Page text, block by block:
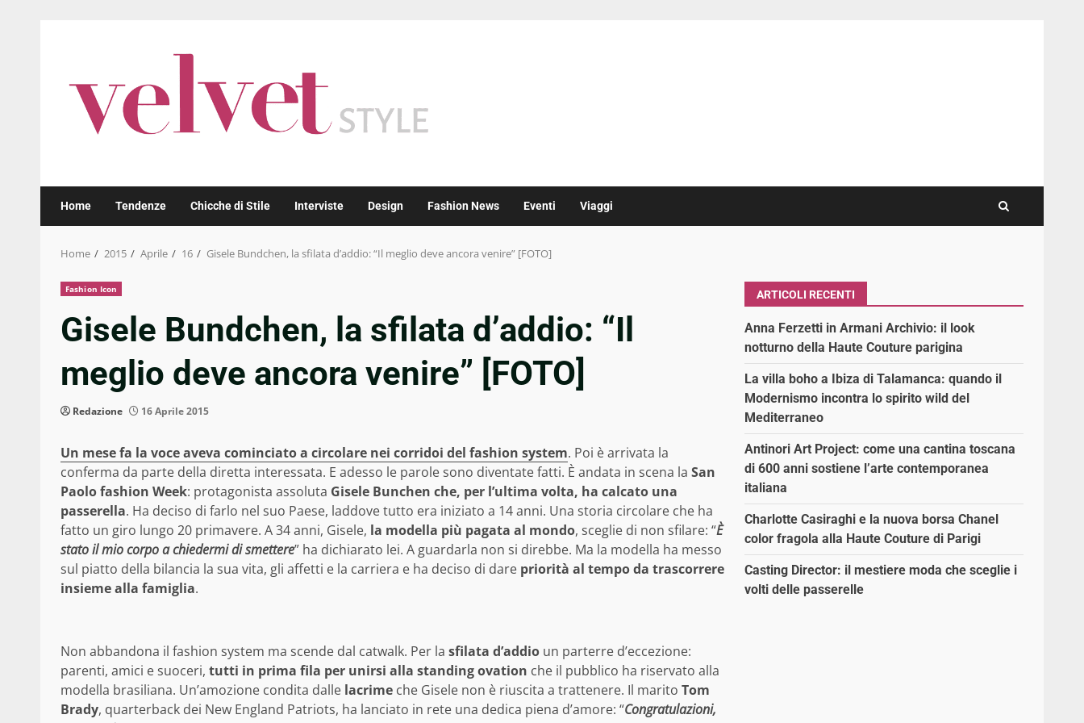
Home Tendenze Chicche di Stile Interviste Design Fashion News Eventi Viaggi
Home 2015 Aprile 16 Gisele Bundchen, la sfilata d’addio: “Il meglio deve ancora venire” [FOTO]
Fashion Icon
Gisele Bundchen, la sfilata d’addio: “Il
meglio deve ancora venire” [FOTO]
Redazione 16 Aprile 2015
Un mese fa la voce aveva cominciato a circolare nei corridoi del fashion system. Poi è arrivata la
conferma da parte della diretta interessata. E adesso le parole sono diventate fatti. È andata in scena la San
Paolo fashion Week: protagonista assoluta Gisele Bunchen che, per l’ultima volta, ha calcato una
passerella. Ha deciso di farlo nel suo Paese, laddove tutto era iniziato a 14 anni. Una storia circolare che ha
fatto un giro lungo 20 primavere. A 34 anni, Gisele, la modella più pagata al mondo, sceglie di non sfilare: “È
stato il mio corpo a chiedermi di smettere” ha dichiarato lei. A guardarla non si direbbe. Ma la modella ha messo
sul piatto della bilancia la sua vita, gli affetti e la carriera e ha deciso di dare priorità al tempo da trascorrere
insieme alla famiglia.
Non abbandona il fashion system ma scende dal catwalk. Per la sfilata d’addio un parterre d’eccezione:
parenti, amici e suoceri, tutti in prima fila per unirsi alla standing ovation che il pubblico ha riservato alla
modella brasiliana. Un’amozione condita dalle lacrime che Gisele non è riuscita a trattenere. Il marito Tom
Brady, quarterback dei New England Patriots, ha lanciato in rete una dedica piena d’amore: “Congratulazioni,
ARTICOLI RECENTI
Anna Ferzetti in Armani Archivio: il look
notturno della Haute Couture parigina
La villa boho a Ibiza di Talamanca: quando il
Modernismo incontra lo spirito wild del
Mediterraneo
Antinori Art Project: come una cantina toscana
di 600 anni sostiene l’arte contemporanea
italiana
Charlotte Casiraghi e la nuova borsa Chanel
color fragola alla Haute Couture di Parigi
Casting Director: il mestiere moda che sceglie i
volti delle passerelle